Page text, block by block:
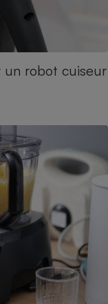
un robot cuiseur